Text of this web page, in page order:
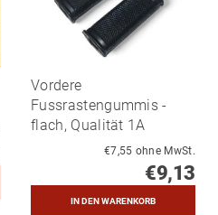
Vordere
Fussrastengummis -
flach, Qualität 1A
€7,55 ohne MwSt.
€9,13